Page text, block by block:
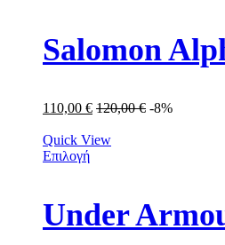
Salomon
110,00 € 120,00€ -8%
Quick View
Επιλογή
Under